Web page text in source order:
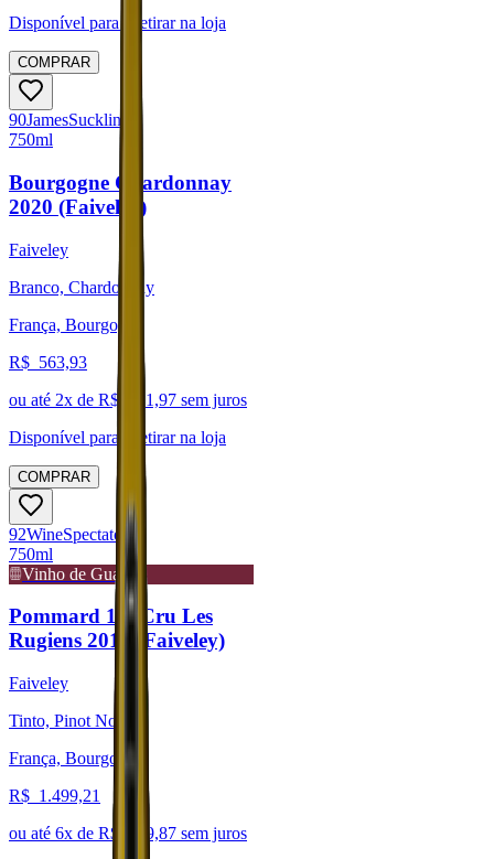
Disponível para:
Retirar na loja
COMPRAR
90JamesSuckling
750ml
Bourgogne Chardonnay
2020 (Faiveley)
Faiveley
Branco, Chardonnay
França, Bourgogne
R$ 563,93
ou até 2x de R$ 281,97 sem juros
Disponível para:
Retirar na loja
COMPRAR
92WineSpectator
750ml
Vinho de Guarda
Pommard 1er Cru Les
Rugiens 2018 (Faiveley)
Faiveley
Tinto, Pinot Noir
França, Bourgogne
R$ 1.499,21
ou até 6x de R$ 249,87 sem juros